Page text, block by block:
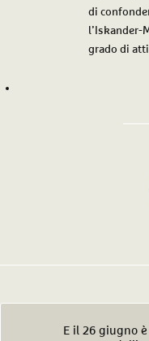
di
l’Iskander-
grado di
E il 26 giugno